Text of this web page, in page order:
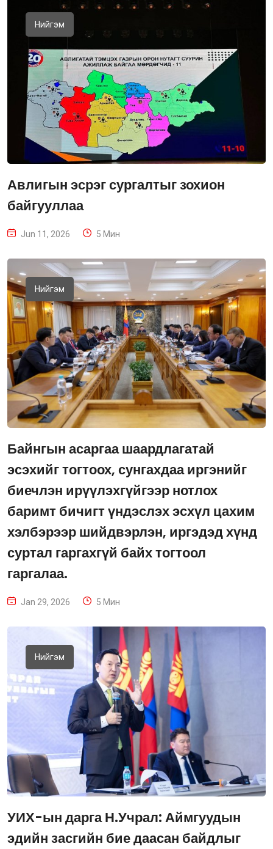
Нийгэм
Авлигын эсрэг сургалтыг зохион
байгууллаа
Jun 11, 2026 5 Мин
Нийгэм
Байнгын асаргаа шаардлагатай
эсэхийг тогтоох, сунгахдаа иргэнийг
биечлэн ирүүлэхгүйгээр нотлох
баримт бичигт үндэслэх эсхүл цахим
хэлбэрээр шийдвэрлэн, иргэдэд хүнд
суртал гаргахгүй байх тогтоол
гаргалаа.
Jan 29, 2026 5 Мин
Нийгэм
УИХ-ын дарга Н.Учрал: Аймгуудын
эдийн засгийн бие даасан байдлыг